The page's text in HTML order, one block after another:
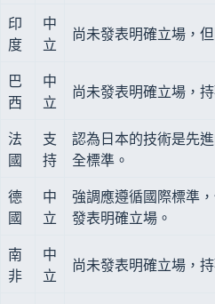
印
度
中
立
尚未發表明確立場，
巴
西
中
立
尚未發表明確立場，
法
國
支
持
認為日本的技術是先
全標準。
德
國
中
立
強調應遵循國際標準
發表明確立場。
南
非
中
立
尚未發表明確立場，